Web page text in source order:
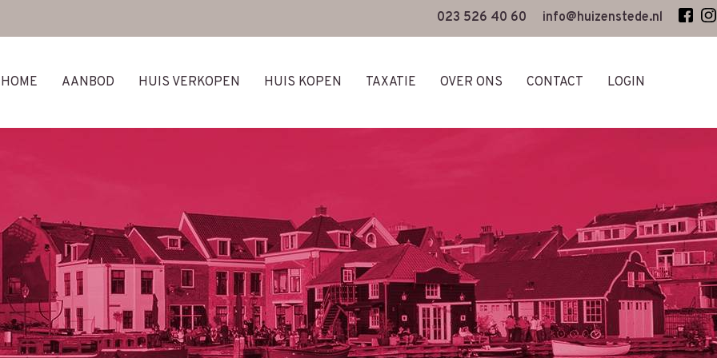
023 526 40 60 info@huizenstede.nl
HOME AANBOD HUIS VERKOPEN HUIS KOPEN TAXATIE OVER ONS CONTACT LOGIN